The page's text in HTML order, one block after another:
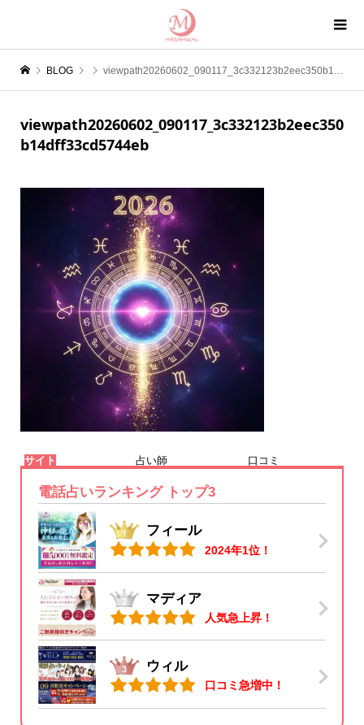
BLOG viewpath20260602_090117_3c332123b2eec350b14dff33cd5744eb
viewpath20260602_090117_3c332123b2eec350
b14dff33cd5744eb
サイト 占い師 口コミ
電話占いランキング トップ3
フィール
2024年1位！
マディア
人気急上昇！
ウィル
口コミ急増中！